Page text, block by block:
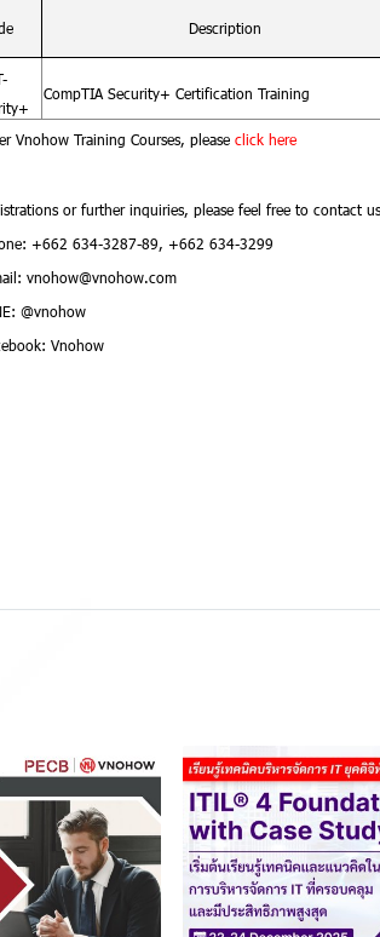
Description
CompTIA Security+ Certification Training
Vnohow Training Courses, please click here
or further inquiries, please feel free to contact us
+662 634-3287-89, +662 634-3299
vnohow@vnohow.com
@vnohow
Vnohow